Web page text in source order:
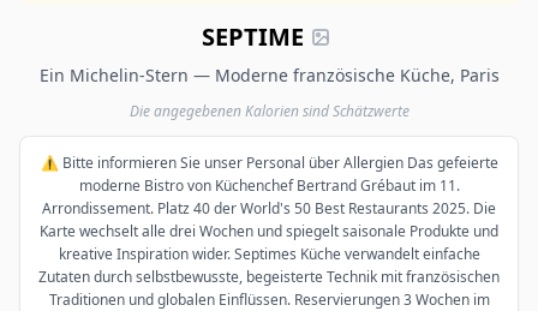
SEPTIME
Ein Michelin-Stern — Moderne französische Küche, Paris
Die angegebenen Kalorien sind Schätzwerte
⚠️ Bitte informieren Sie unser Personal über Allergien Das gefeierte
moderne Bistro von Küchenchef Bertrand Grébaut im 11.
Arrondissement. Platz 40 der World's 50 Best Restaurants 2025. Die
Karte wechselt alle drei Wochen und spiegelt saisonale Produkte und
kreative Inspiration wider. Septimes Küche verwandelt einfache
Zutaten durch selbstbewusste, begeisterte Technik mit französischen
Traditionen und globalen Einflüssen. Reservierungen 3 Wochen im